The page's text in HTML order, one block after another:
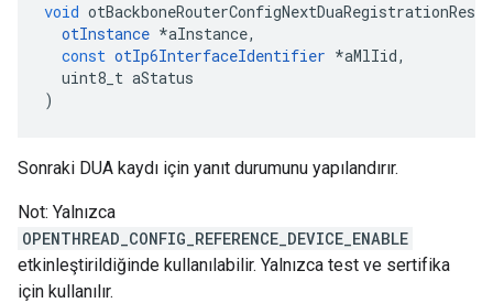
void
otInstance *aInstance,
const otIp6InterfaceIdentifier *aMlIid,
uint8_t aStatus
)
Sonraki DUA kaydı için yanıt durumunu yapılandırır.
Not: Yalnızca
OPENTHREAD_CONFIG_REFERENCE_DEVICE_ENABLE
etkinleştirildiğinde kullanılabilir. Yalnızca test ve sertifika
için kullanılır.